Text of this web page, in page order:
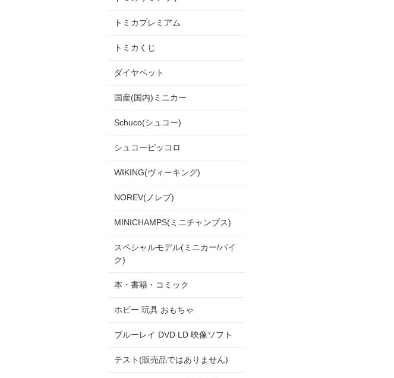
トミカプレミアム
トミカくじ
ダイヤペット
国産(国内)ミニカー
Schuco(シュコー)
シュコーピッコロ
WIKING(ヴィーキング)
NOREV(ノレブ)
MINICHAMPS(ミニチャンプス)
スペシャルモデル(ミニカー/バイ
ク)
本・書籍・コミック
ホビー 玩具 おもちゃ
ブルーレイ DVD LD 映像ソフト
テスト(販売品ではありません)